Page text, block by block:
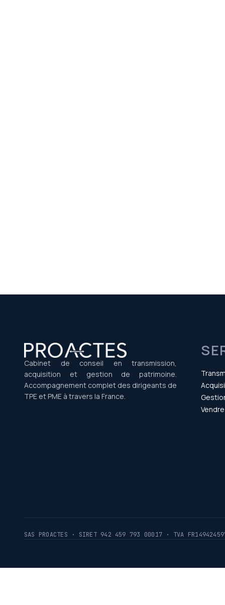
Cabinet de conseil en transmission,
acquisition et gestion de patrimoine.
Accompagnement complet des dirigeants de
TPE et PME à travers la France.
SAS PROACTES · SIRET 942 459 793 00017 · TVA